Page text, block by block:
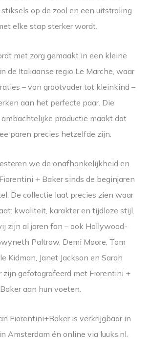
op de zool en een uitstraling
elke stap sterker wordt.
met zorg gemaakt in een kleine
de Italiaanse regio Le Marche, waar
– van grootvader tot kleinkind –
aan het perfecte paar. Die
productie maakt dat
paren precies hetzelfde zijn.
we de onafhankelijkheid en
+ Baker sinds de beginjaren
De collectie laat precies zien waar
kwaliteit, karakter en tijdloze stijl.
zijn al jaren fan – ook Hollywood-
Paltrow, Demi Moore, Tom
Kidman, Janet Jackson en Sarah
zijn gefotografeerd met Fiorentini +
Baker aan hun voeten.
Fiorentini+Baker is verkrijgbaar in
Amsterdam én online via luuks.nl.